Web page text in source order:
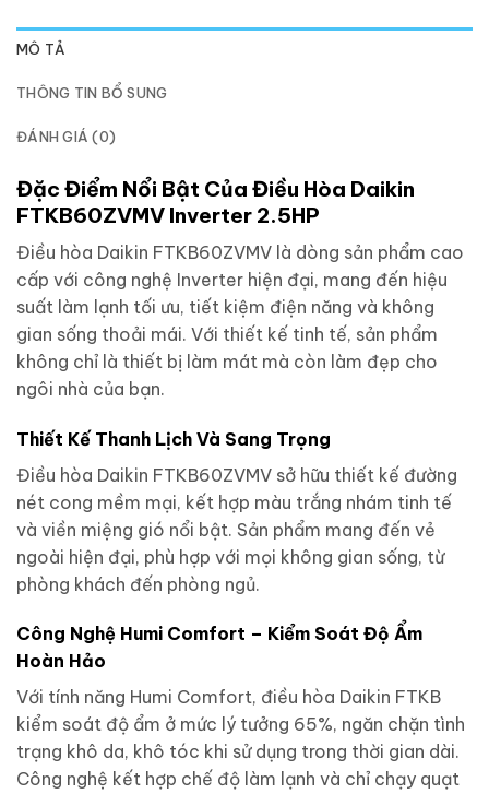
MÔ TẢ
THÔNG TIN BỔ SUNG
ĐÁNH GIÁ (0)
Đặc Điểm Nổi Bật Của Điều Hòa Daikin
FTKB60ZVMV Inverter 2.5HP
Điều hòa Daikin FTKB60ZVMV là dòng sản phẩm cao
cấp với công nghệ Inverter hiện đại, mang đến hiệu
suất làm lạnh tối ưu, tiết kiệm điện năng và không
gian sống thoải mái. Với thiết kế tinh tế, sản phẩm
không chỉ là thiết bị làm mát mà còn làm đẹp cho
ngôi nhà của bạn.
Thiết Kế Thanh Lịch Và Sang Trọng
Điều hòa Daikin FTKB60ZVMV sở hữu thiết kế đường
nét cong mềm mại, kết hợp màu trắng nhám tinh tế
và viền miệng gió nổi bật. Sản phẩm mang đến vẻ
ngoài hiện đại, phù hợp với mọi không gian sống, từ
phòng khách đến phòng ngủ.
Công Nghệ Humi Comfort – Kiểm Soát Độ Ẩm
Hoàn Hảo
Với tính năng Humi Comfort, điều hòa Daikin FTKB
kiểm soát độ ẩm ở mức lý tưởng 65%, ngăn chặn tình
trạng khô da, khô tóc khi sử dụng trong thời gian dài.
Công nghệ kết hợp chế độ làm lạnh và chỉ chạy quạt